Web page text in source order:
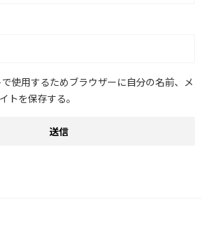
使用するためブラウザーに自分の名前、メ
トを保存する。